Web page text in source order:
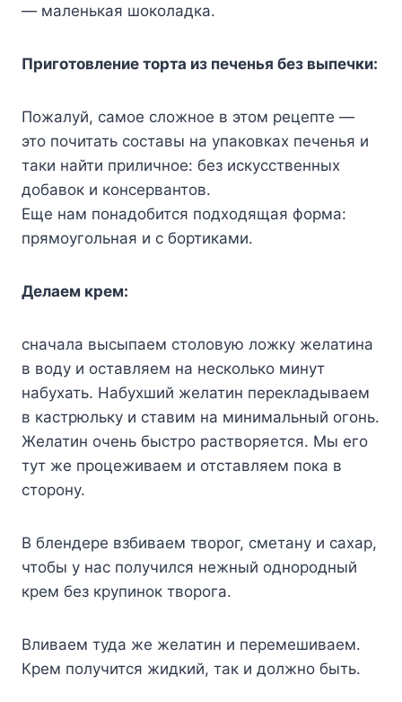
— маленькая шоколадка.
Приготовление торта из печенья без выпечки:
Пожалуй, самое сложное в этом рецепте —
это почитать составы на упаковках печенья и
таки найти приличное: без искусственных
добавок и консервантов.
Еще нам понадобится подходящая форма:
прямоугольная и с бортиками.
Делаем крем:
сначала высыпаем столовую ложку желатина
в воду и оставляем на несколько минут
набухать. Набухший желатин перекладываем
в кастрюльку и ставим на минимальный огонь.
Желатин очень быстро растворяется. Мы его
тут же процеживаем и отставляем пока в
сторону.
В блендере взбиваем творог, сметану и сахар,
чтобы у нас получился нежный однородный
крем без крупинок творога.
Вливаем туда же желатин и перемешиваем.
Крем получится жидкий, так и должно быть.